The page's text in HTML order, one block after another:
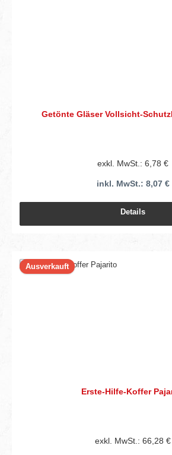
Getönte Gläser Vollsicht-
exkl. MwSt.: 6,78 €
inkl. MwSt.: 8,07 €
Details
Ausverkauft
Erste-Hilfe-Koffer
exkl. MwSt.: 66,28 €